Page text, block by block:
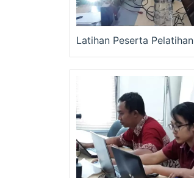
Latihan Peserta Pelatihan